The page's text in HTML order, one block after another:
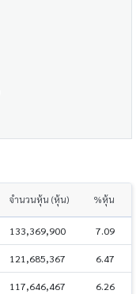
จำนวนหุ้น (หุ้น) %หุ้น
133,369,900 7.09
121,685,367 6.47
117,646,467 6.26